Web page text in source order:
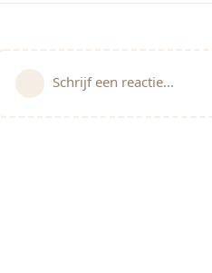
Schrijf een reactie...